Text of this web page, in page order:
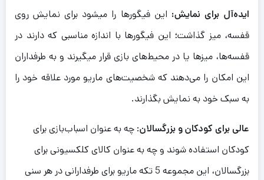
ایده‌آل برای نمایش: این فیگورها را میشود برای نمایش روی
قفسه، میز گذاشت؛ این فیگورها با اندازه مناسبی که دارند در
قفسه‌ها، میزها یا در محیط‌های بازی قرار میگیرند و به طرفداران
این امکان را می‌دهند که شخصیت‌های ماریو مورد علاقه خود را
به سبک خود به نمایش بگذارند.
عالی برای کودکان و بزرگسالان: چه به عنوان اسباب‌بازی برای
کودکان استفاده شوند و چه به عنوان کالای کلکسیونی برای
بزرگسالان، این مجموعه 5 تکه ماریو برای طرفدارانی در هر سنی